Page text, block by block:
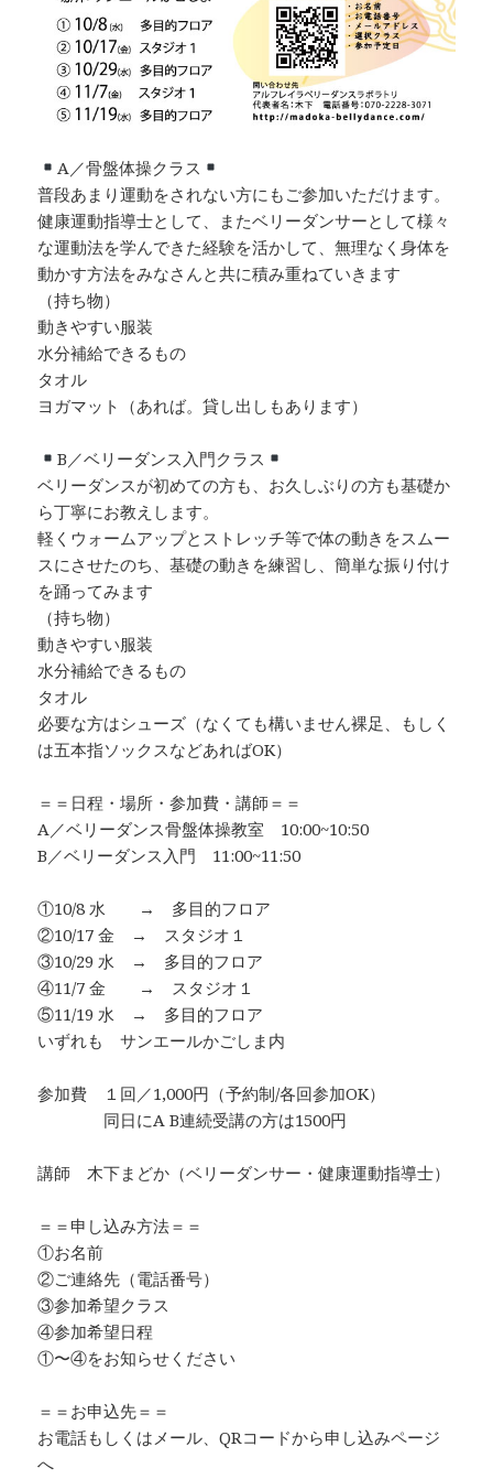
A／骨盤体操クラス
普段あまり運動をされない方にもご参加いただけます。
健康運動指導士として、またベリーダンサーとして様々
な運動法を学んできた経験を活かして、無理なく身体を
動かす方法をみなさんと共に積み重ねていきます
（持ち物）
動きやすい服装
水分補給できるもの
タオル
ヨガマット（あれば。貸し出しもあります）
B／ベリーダンス入門クラス
ベリーダンスが初めての方も、お久しぶりの方も基礎か
ら丁寧にお教えします。
軽くウォームアップとストレッチ等で体の動きをスムー
スにさせたのち、基礎の動きを練習し、簡単な振り付け
を踊ってみます
（持ち物）
動きやすい服装
水分補給できるもの
タオル
必要な方はシューズ（なくても構いません裸足、もしく
は五本指ソックスなどあればOK）
＝＝日程・場所・参加費・講師＝＝
A／ベリーダンス骨盤体操教室 10:00~10:50
B／ベリーダンス入門 11:00~11:50
①10/8 水 → 多目的フロア
②10/17 金 → スタジオ１
③10/29 水 → 多目的フロア
④11/7 金 → スタジオ１
⑤11/19 水 → 多目的フロア
いずれも サンエールかごしま内
参加費 １回／1,000円（予約制/各回参加OK）
同日にA B連続受講の方は1500円
講師 木下まどか（ベリーダンサー・健康運動指導士）
＝＝申し込み方法＝＝
①お名前
②ご連絡先（電話番号）
③参加希望クラス
④参加希望日程
①〜④をお知らせください
＝＝お申込先＝＝
お電話もしくはメール、QRコードから申し込みページ
へ